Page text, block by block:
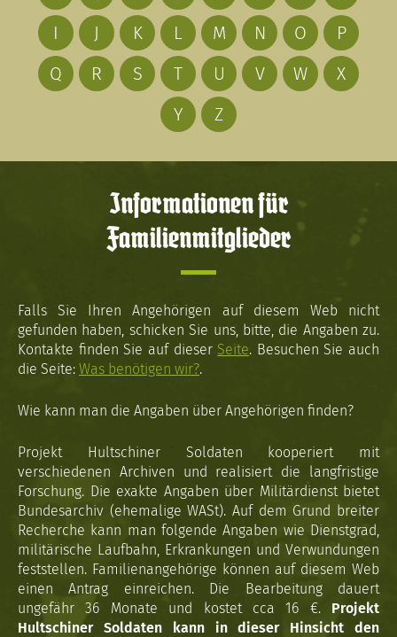
I
J K L M N O
P
Q
R S T U V W
X
Y
Z
Informationen für
Familienmitglieder
Falls Sie Ihren Angehörigen auf diesem Web nicht
gefunden haben, schicken Sie uns, bitte, die Angaben zu.
Kontakte finden Sie auf dieser Seite. Besuchen Sie auch
die Seite: Was benötigen wir?.
Wie kann man die Angaben über Angehörigen finden?
Projekt Hultschiner Soldaten kooperiert mit
verschiedenen Archiven und realisiert die langfristige
Forschung. Die exakte Angaben über Militärdienst bietet
Bundesarchiv (ehemalige WASt). Auf dem Grund breiter
Recherche kann man folgende Angaben wie Dienstgrad,
militärische Laufbahn, Erkrankungen und Verwundungen
feststellen. Familienangehörige können auf diesem Web
einen Antrag einreichen. Die Bearbeitung dauert
ungefähr 36 Monate und kostet cca 16 €. Projekt
Hultschiner Soldaten kann in dieser Hinsicht den